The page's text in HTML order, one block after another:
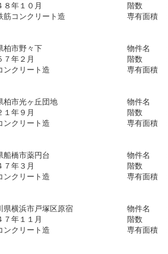
和４８年１０月 階数 ：
筋コンクリート造 専有面積 ：
県柏市野々下 物件名 ： 流
和５７年２月 階数 ：
コンクリート造 専有面積 ：
柏市光ヶ丘団地 物件名 ： ブ
成２１年９月 階数 ：
コンクリート造 専有面積 ：
県船橋市薬円台 物件名 ： 薬
和４７年３月 階数 ：
コンクリート造 専有面積 ：
県横浜市戸塚区原宿 物件名 ： 戸
和４７年１１月 階数 ：
コンクリート造 専有面積 ：